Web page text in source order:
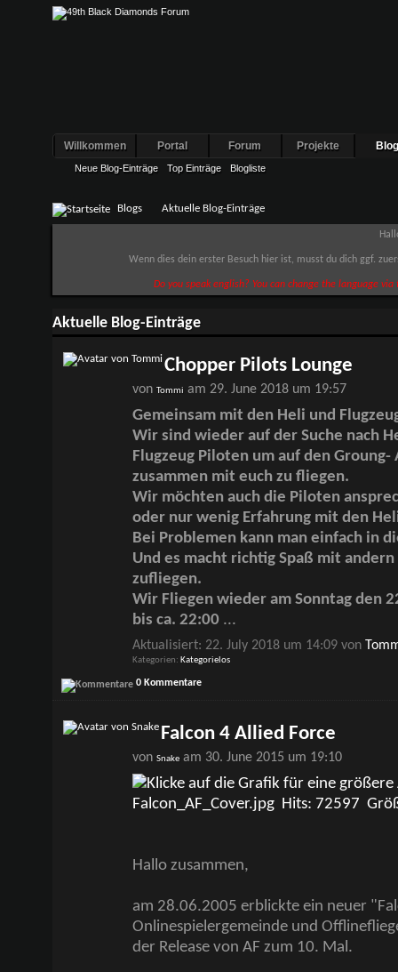
Willkommen Portal Forum Projekte
Neue Blog-Einträge Top Einträge Blogliste
Blogs Aktuelle Blog-Einträge
Wenn dies dein erster Besuch hier ist, musst du dich ggf.
Do you speak english? You can change the language
Aktuelle Blog-Einträge
Chopper Pilots Lounge
von Tommi am 29. June 2018 um 19:57
Gemeinsam mit den Heli und
Wir sind wieder auf der Suche nach
Flugzeug Piloten um auf den Groung-
zusammen mit euch zu fliegen.
Wir möchten auch die Piloten
oder nur wenig Erfahrung mit den
Bei Problemen kann man einfach in
Und es macht richtig Spaß mit
zufliegen.
Wir Fliegen wieder am Sonntag den
bis ca. 22:00 ...
Aktualisiert: 22. July 2018 um 14:09 von
Kategorien Kategorielos
0 Kommentare
Falcon 4 Allied Force
von Snakeam 30. June 2015 um 19:10
Hallo zusammen,
am 28.06.2005 erblickte ein neuer
Onlinespielergemeinde und
der Release von AF zum 10. Mal.